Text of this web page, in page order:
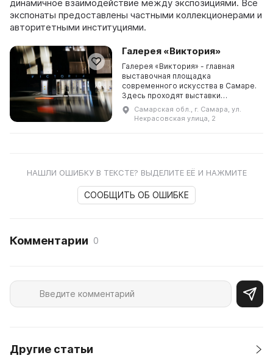
динамичное взаимодействие между экспозициями. Все
экспонаты предоставлены частными коллекционерами и
авторитетными институциями.
Галерея «Виктория»
Галерея «Виктория» - главная
выставочная площадка
современного искусства в Самаре.
Здесь проходят выставки
музейного уровня. Наша
специализация - классики
искусства ХХ века, самое
Самарская обл., г. Самара, ул.
Некрасовская улица, 2
НАШЛИ ОШИБКУ В ТЕКСТЕ? ВЫДЕЛИТЕ ЕЁ И НАЖМИТЕ
СООБЩИТЬ ОБ ОШИБКЕ
Комментарии 0
Другие статьи